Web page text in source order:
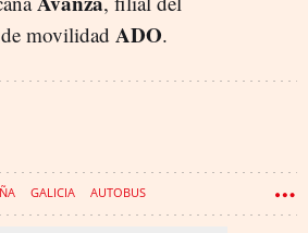
movilidad ADO.
GALICIA AUTOBUS